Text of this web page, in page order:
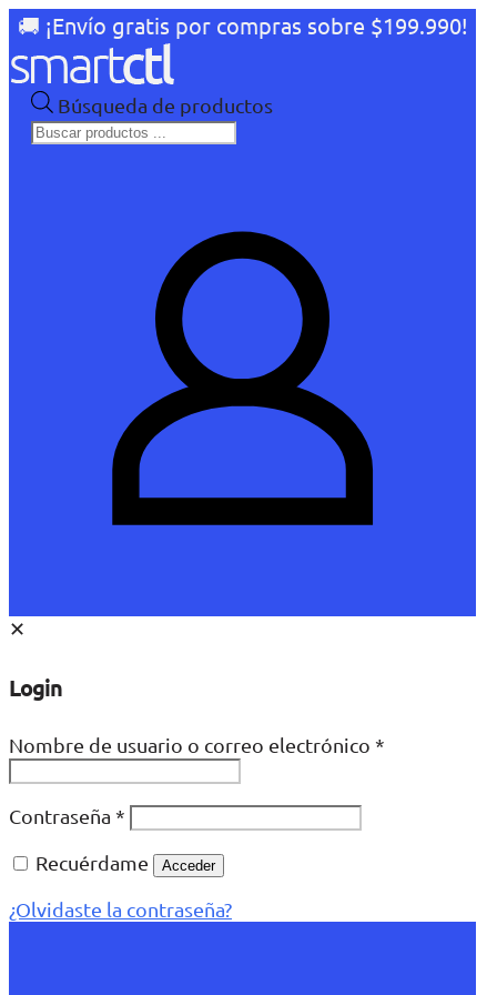
🚚 ¡Envío gratis por compras sobre $199.990!
Búsqueda de productos
✕
Login
Nombre de usuario o correo electrónico *
Contraseña *
Recuérdame
Acceder
¿Olvidaste la contraseña?